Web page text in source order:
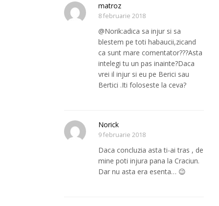
matroz
8 februarie 2018
@Norik:adica sa injur si sa
blestem pe toti habaucii,zicand
ca sunt mare comentator???Asta
intelegi tu un pas inainte?Daca
vrei il injur si eu pe Berici sau
Bertici .Iti foloseste la ceva?
Norick
9 februarie 2018
Daca concluzia asta ti-ai tras , de
mine poti injura pana la Craciun.
Dar nu asta era esenta… 😉